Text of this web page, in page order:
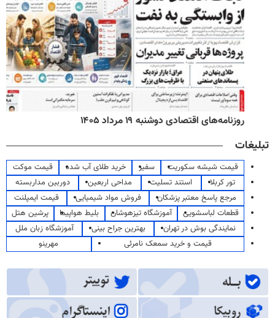
روزنامه‌های اقتصادی دوشنبه ۱۹ مرداد ۱۴۰۵
تبلیغات
قیمت شیشه سکوریت سفیر خرید طلای آب شده
قیمت موکت
تور کربلا
استند تسلیت مداحی اربعین
دوربین مداربسته
مرجع پاسخ معتبر پزشکان
فروش مواد شیمیایی
قیمت ایمپلنت
قطعات لباسشویی
آموزشگاه تیزهوشان بلیط هواپیما
پرشین هتل
نمایندگی بوش در تهران
بهترین جراح بینی
آموزشگاه زبان ملل
قیمت و خرید سمعک نامرئی
مهرینو